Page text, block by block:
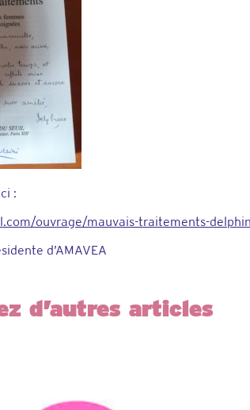
:
ouvrage/mauvais-traitements-
d’AMAVEA
d’autres articles